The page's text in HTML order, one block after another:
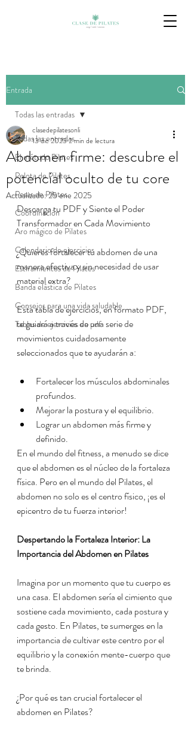
Entrada
Todas las entradas
El método Pilates
Pelota de Pilates
Pesas de Pilates
Coordinación
Aro mágico de Pilates
Calendario de ejercicios
Estiramientos de Pilates
Banda elástica de Pilates
Consejos para una vida saludable
Tablas de ejercicios en pdf
Todas las entradas
Abdomen firme: descubre el
potencial oculto de tu core
clasedepilatesonli
13 dic 20232 min de lectura
Actualizado:25 ene 2025
Descarga tu PDF y Siente el Poder
Transformador en Cada Movimiento
¿Quieres fortalecer tu abdomen de una
manera efectiva y sin necesidad de usar
material extra?
Esta tabla de ejercicios, en formato PDF,
te guiará a través de una serie de
movimientos cuidadosamente
seleccionados que te ayudarán a:
Fortalecer los músculos abdominales
profundos.
Mejorar la postura y el equilibrio.
Lograr un abdomen más firme y
definido.
En el mundo del fitness, a menudo se dice
que el abdomen es el núcleo de la fortaleza
física. Pero en el mundo del Pilates, el
abdomen no solo es el centro físico, ¡es el
epicentro de tu fuerza interior!
Despertando la Fortaleza Interior: La
Importancia del Abdomen en Pilates
Imagina por un momento que tu cuerpo es
una casa. El abdomen sería el cimiento que
sostiene cada movimiento, cada postura y
cada gesto. En Pilates, te sumerges en la
importancia de cultivar este centro por el
equilibrio y la conexión mente-cuerpo que
te brinda.
¿Por qué es tan crucial fortalecer el
abdomen en Pilates?